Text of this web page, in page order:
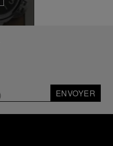
ENVOYER